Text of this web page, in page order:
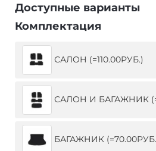
Доступные варианты
Комплектация
САЛОН (=110.00РУБ.)
САЛОН И БАГАЖНИК
БАГАЖНИК